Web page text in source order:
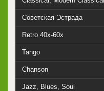
Советская Эстрада
Retro 40x-60x
Tango
Chanson
Jazz, Blues, Soul